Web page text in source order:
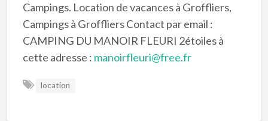
Campings. Location de vacances à Groffliers,
Campings à Groffliers Contact par email :
CAMPING DU MANOIR FLEURI 2étoiles à
cette adresse : manoirfleuri@free.fr
location